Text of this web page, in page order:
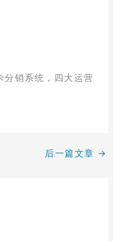
分销系统，四大运营
后一篇文章 →